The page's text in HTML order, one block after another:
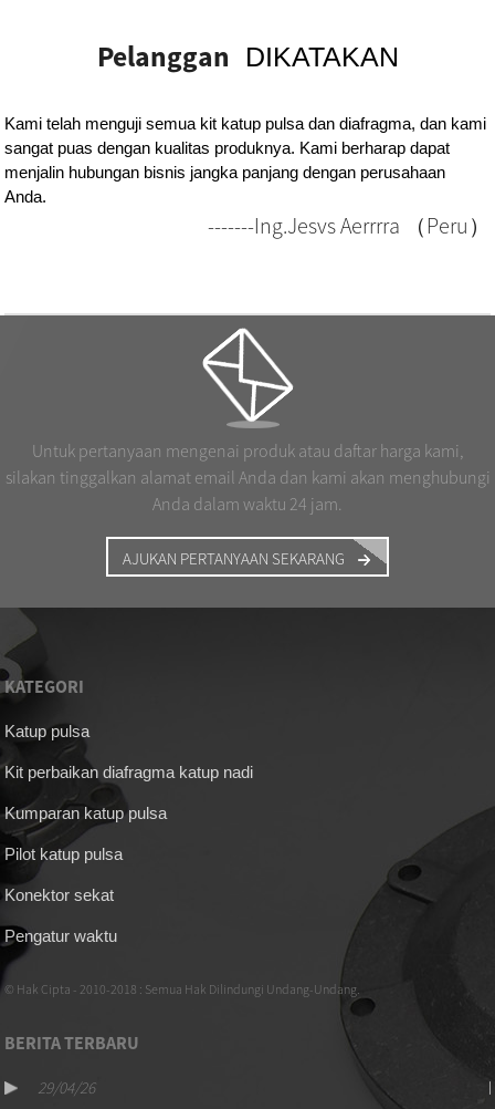
Pelanggan DIKATAKAN
Kami telah menguji semua kit katup pulsa dan diafragma, dan kami
sangat puas dengan kualitas produknya. Kami berharap dapat
menjalin hubungan bisnis jangka panjang dengan perusahaan
Anda.
-------Ing.Jesvs Aerrrra （Peru）
Untuk pertanyaan mengenai produk atau daftar harga kami,
silakan tinggalkan alamat email Anda dan kami akan menghubungi
Anda dalam waktu 24 jam.
AJUKAN PERTANYAAN SEKARANG
KATEGORI
Katup pulsa
Kit perbaikan diafragma katup nadi
Kumparan katup pulsa
Pilot katup pulsa
Konektor sekat
Pengatur waktu
© Hak Cipta - 2010-2018 : Semua Hak Dilindungi Undang-Undang.
BERITA TERBARU
29/04/26